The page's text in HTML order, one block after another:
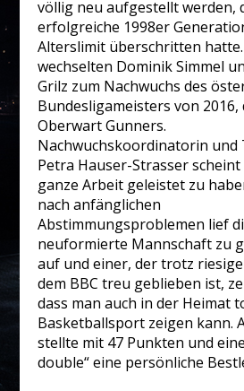
völlig neu aufgestellt werden,
erfolgreiche 1998er
Alterslimit überschritten
wechselten Dominik Simmel
Grilz zum Nachwuchs des
Bundesligameisters von 2016,
Oberwart Gunners.
Nachwuchskoordinatorin und
Petra Hauser-Strasser
ganze Arbeit geleistet zu
nach anfänglichen
Abstimmungsproblemen lief
neuformierte Mannschaft zu
auf und einer, der trotz
dem BBC treu geblieben ist,
dass man auch in der Heimat
Basketballsport zeigen kann.
stellte mit 47 Punkten und
double“ eine persönliche